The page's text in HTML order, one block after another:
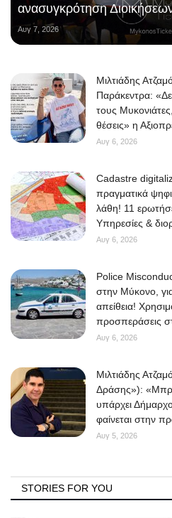
ανασυγκρότηση
Αυγ 7, 2026
Μιλτιάδης
Παράκεντρα:
τους
θέσεις» η
Αυγ 6, 2026
Cadastre
πραγματικά
λάθη! 11
Υπηρεσίες &
Αυγ 6, 2026
Police
στην Μύκονο,
απείθεια!
προσπεράσεις
Αυγ 6, 2026
Μιλτιάδης
Δράσης»):
υπάρχει
φαίνεται στην
Αυγ 5, 2026
STORIES FOR YOU